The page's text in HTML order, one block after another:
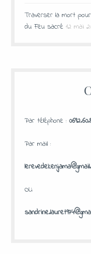
Traverser la mort
du Feu sacré 12 mai
Par téléphone :
Par mail :
OU